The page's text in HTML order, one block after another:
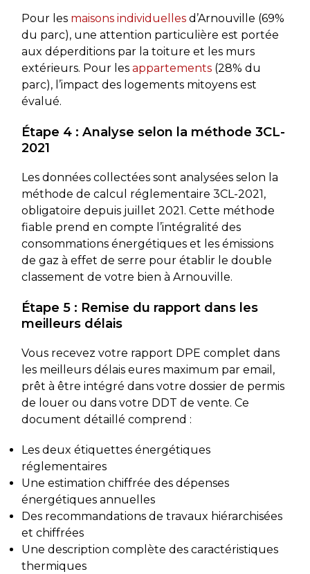
Pour les maisons individuellesd’Arnouville (69%
du parc), une attention particulière est portée
aux déperditions par la toiture et les murs
extérieurs. Pour les appartements(28% du
parc), l’impact des logements mitoyens est
évalué.
Étape 4 : Analyse selon la méthode 3CL-
2021
Les données collectées sont analysées selon la
méthode de calcul réglementaire 3CL-2021,
obligatoire depuis juillet 2021. Cette méthode
fiable prend en compte l’intégralité des
consommations énergétiques et les émissions
de gaz à effet de serre pour établir le double
classement de votre bien à Arnouville.
Étape 5 : Remise du rapport dans les
meilleurs délais
Vous recevez votre rapport DPE complet dans
les meilleurs délais eures maximum par email,
prêt à être intégré dans votre dossier de permis
de louer ou dans votre DDT de vente. Ce
document détaillé comprend :
Les deux étiquettes énergétiques
réglementaires
Une estimation chiffrée des dépenses
énergétiques annuelles
Des recommandations de travaux hiérarchisées
et chiffrées
Une description complète des caractéristiques
thermiques